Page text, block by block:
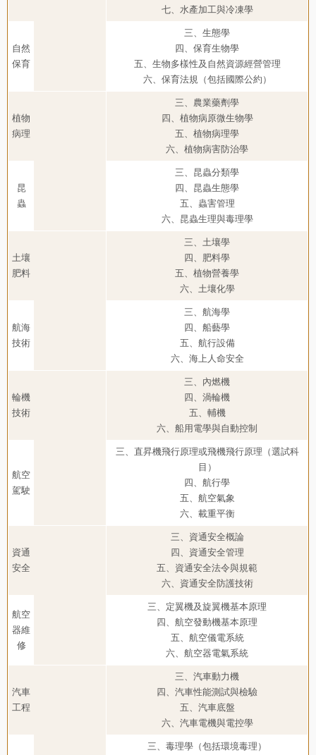
七、水產加工與冷凍學
自然
保育
三、生態學
四、保育生物學
五、生物多樣性及自然資源經營管理
六、保育法規（包括國際公約）
植物
病理
三、農業藥劑學
四、植物病原微生物學
五、植物病理學
六、植物病害防治學
昆
蟲
三、昆蟲分類學
四、昆蟲生態學
五、蟲害管理
六、昆蟲生理與毒理學
土壤
肥料
三、土壤學
四、肥料學
五、植物營養學
六、土壤化學
航海
技術
三、航海學
四、船藝學
五、航行設備
六、海上人命安全
輪機
技術
三、內燃機
四、渦輪機
五、輔機
六、船用電學與自動控制
航空
駕駛
三、直昇機飛行原理或飛機飛行原理（選試科
目）
四、航行學
五、航空氣象
六、載重平衡
資通
安全
三、資通安全概論
四、資通安全管理
五、資通安全法令與規範
六、資通安全防護技術
航空
器維
修
三、定翼機及旋翼機基本原理
四、航空發動機基本原理
五、航空儀電系統
六、航空器電氣系統
汽車
工程
三、汽車動力機
四、汽車性能測試與檢驗
五、汽車底盤
六、汽車電機與電控學
三、毒理學（包括環境毒理）